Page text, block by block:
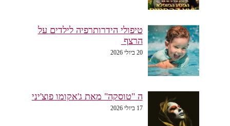
טיפולי הידרותרפיה לילדים על
הרצף
20 ביולי 2026
ה "טוסקה" מאת ג'אקומו פוצ'יני
17 ביולי 2026